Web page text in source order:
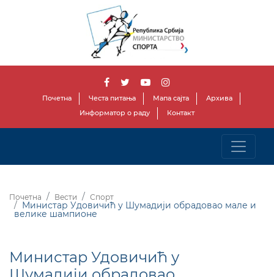
Почетна Честа питања Мапа сајта
Архива
Информатор о раду
Контакт
Почетна Вести Спорт
Министар Удовичић у Шумадији обрадовао мале и
велике шампионе
Министар Удовичић у